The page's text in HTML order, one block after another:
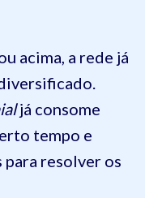
acima, a rede já
já consome
tempo e
resolver os